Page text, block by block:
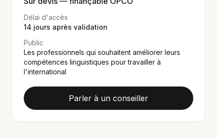
Délai d'accès
14 jours après validation
Public
Les professionnels qui souhaitent améliorer leurs
compétences linguistiques pour travailler à
l'international
Parler à un conseiller